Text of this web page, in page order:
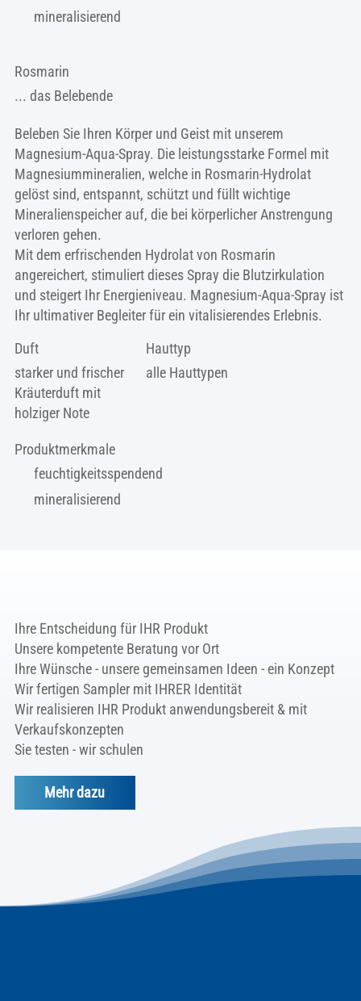
mineralisierend
Rosmarin
... das Belebende
Beleben Sie Ihren Körper und Geist mit unserem
Magnesium-Aqua-Spray. Die leistungsstarke Formel mit
Magnesiummineralien, welche in Rosmarin-Hydrolat
gelöst sind, entspannt, schützt und füllt wichtige
Mineralienspeicher auf, die bei körperlicher Anstrengung
verloren gehen.
Mit dem erfrischenden Hydrolat von Rosmarin
angereichert, stimuliert dieses Spray die Blutzirkulation
und steigert Ihr Energieniveau. Magnesium-Aqua-Spray ist
Ihr ultimativer Begleiter für ein vitalisierendes Erlebnis.
Duft
starker und frischer
Kräuterduft mit
holziger Note
Hauttyp
alle Hauttypen
Produktmerkmale
feuchtigkeitsspendend
mineralisierend
Ihre Entscheidung für IHR Produkt
Unsere kompetente Beratung vor Ort
Ihre Wünsche - unsere gemeinsamen Ideen - ein Konzept
Wir fertigen Sampler mit IHRER Identität
Wir realisieren IHR Produkt anwendungsbereit & mit
Verkaufskonzepten
Sie testen - wir schulen
Mehr dazu